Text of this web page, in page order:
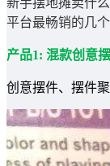
平台最畅销的几个
产品1: 混款创意
创意摆件、摆件